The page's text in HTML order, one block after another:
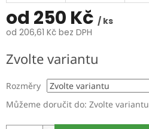
od 250 Kč / ks
od 206,61 Kč bez DPH
cena:
Zvolte variantu
Rozměry
Můžeme doručit do: Zvolte variantu